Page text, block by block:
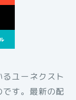
るユーネクスト
す。最新の配